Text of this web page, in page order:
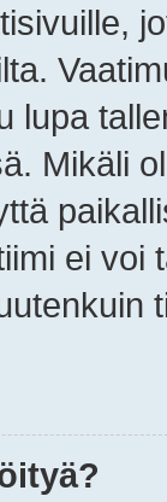
lupa
Mikäli
ei